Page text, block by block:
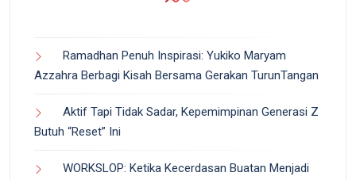
Ramadhan Penuh Inspirasi: Yukiko Maryam
Azzahra Berbagi Kisah Bersama Gerakan TurunTangan
Aktif Tapi Tidak Sadar, Kepemimpinan Generasi Z
Butuh “Reset” Ini
WORKSLOP: Ketika Kecerdasan Buatan Menjadi